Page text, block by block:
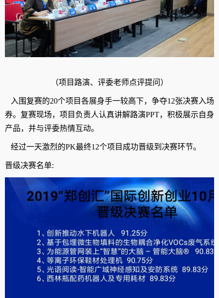
（项目路演、评委老师点评提问）
入围复赛的20个项目各展身手一较高下，争夺12张决赛入场
券。复赛现场，项目负责人认真讲解路演PPT，积极展示自身
产品，并与评委热情互动。
经过一天激烈的PK最终12个项目成功晋级到决赛环节。
晋级决赛名单: